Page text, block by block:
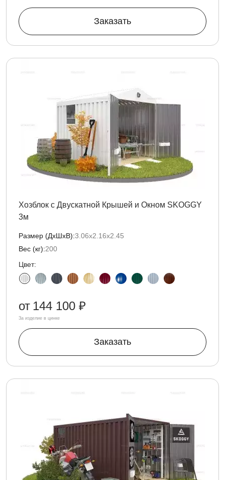
Заказать
Хозблок с Двускатной Крышей и Окном SKOGGY
3м
Размер (ДxШxВ):3.06х2.16х2.45
Вес (кг):200
Цвет:
от 144 100 ₽
За изделие в цинке
Заказать